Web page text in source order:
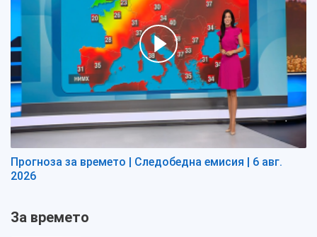
Прогноза за времето | Следобедна емисия | 6 авг.
2026
За времето